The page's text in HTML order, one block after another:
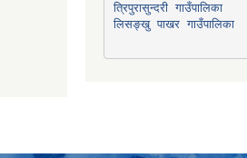
त्रिपुरासुन्दरी गाउँपालिका
लिसङ्खु पाखर गाउँपालिका